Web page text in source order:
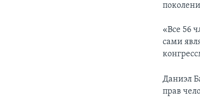
«Все 56
сами
Даниэл
прав